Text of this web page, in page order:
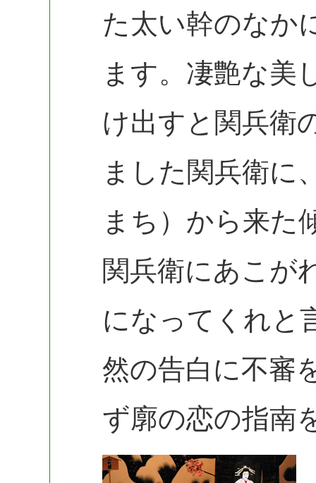
た太い幹のなか
ます。凄艶な美
け出すと関兵衛
ました関兵衛に
まち）から来た
関兵衛にあこが
になってくれと
然の告白に不審
ず廓の恋の指南